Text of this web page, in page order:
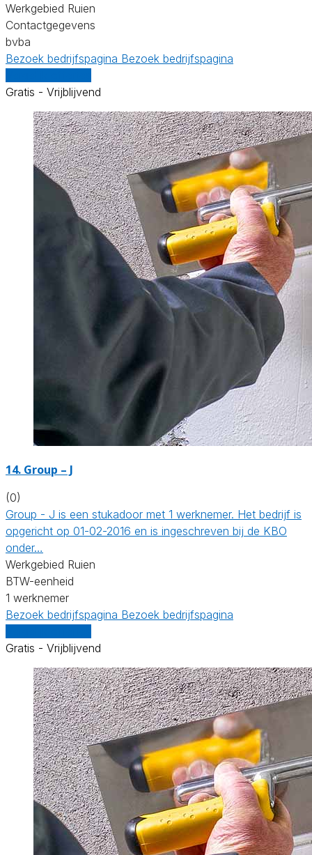
Werkgebied Ruien
Contactgegevens
bvba
Bezoek bedrijfspagina Bezoek bedrijfspagina
Gratis - Vrijblijvend
14. Group – J
(0)
Group - J is een stukadoor met 1 werknemer. Het bedrijf is
opgericht op 01-02-2016 en is ingeschreven bij de KBO
onder…
Werkgebied Ruien
BTW-eenheid
1 werknemer
Bezoek bedrijfspagina Bezoek bedrijfspagina
Gratis - Vrijblijvend